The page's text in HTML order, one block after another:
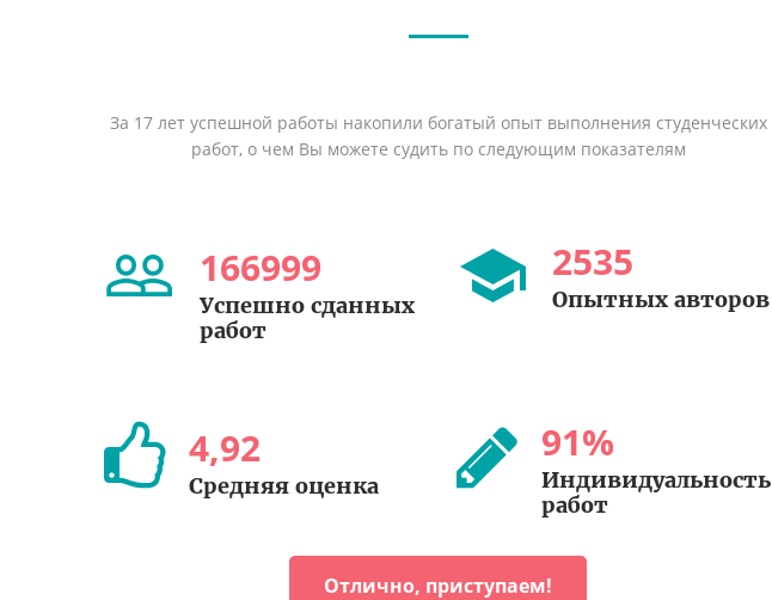
За 17 лет успешной работы накопили богатый опыт выполнения студенческих
работ, о чем Вы можете судить по следующим показателям
166999
Успешно сданных
работ
2535
Опытных авторов
4,92
Средняя оценка
91%
Индивидуальность
работ
Отлично, приступаем!